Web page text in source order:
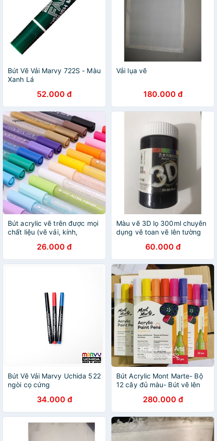
Bút Vẽ Vải Marvy 722S - Màu
Xanh Lá
52.000 đ
Vải lụa vẽ
180.000 đ
Bút acrylic vẽ trên được mọi
chất liệu (vẽ vải, kính,
26.000 đ
Màu vẽ 3D lọ 300ml chuyên
dụng vẽ toan vẽ lên tường
60.000 đ
Bút Vẽ Vải Marvy Uchida 522
ngòi cọ cứng
34.000 đ
Bút Acrylic Mont Marte- Bộ
12 cây đủ màu- Bút vẽ lên
280.000 đ